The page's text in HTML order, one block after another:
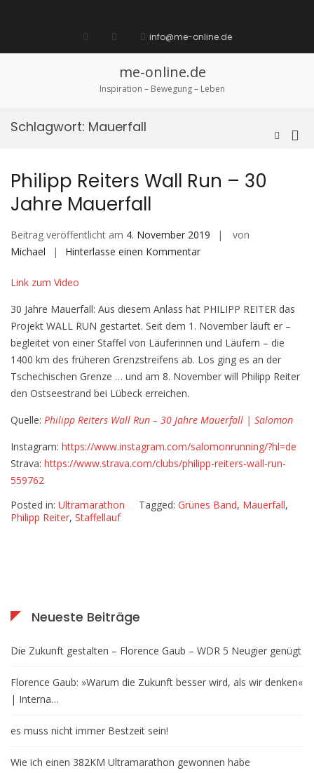
biete
/
Ich
suche
diese
Seite
info@me-online.de
me-online.de
Inspiration – Bewegung – Leben
Such-
Schlagwort: Mauerfall
Philipp Reiters Wall Run – 30
Jahre Mauerfall
Beitrag veröffentlicht am 4. November 2019
von
Michael
Hinterlasse einen Kommentarauf
Jahre
Link zum Video
30 Jahre Mauerfall: Aus diesem Anlass hat PHILIPP REITER das
Projekt WALL RUN gestartet. Seit dem 1. November läuft er –
begleitet von einer Staffel von Läuferinnen und Läufern – die
1400 km des früheren Grenzstreifens ab. Los ging es an der
Tschechischen Grenze … und am 8. November will Philipp Reiter
den Ostseestrand bei Lübeck erreichen.
Quelle: Philipp Reiters Wall Run – 30 Jahre Mauerfall | Salomon
Instagram: https://www.instagram.com/salomonrunning/?hl=de
Strava: https://www.strava.com/clubs/philipp-reiters-wall-run-
559762
Posted in: Ultramarathon Tagged: Grünes Band, Mauerfall,
Philipp Reiter, Staffellauf
Neueste Beiträge
Die Zukunft gestalten – Florence Gaub – WDR 5 Neugier genügt
Florence Gaub: »Warum die Zukunft besser wird, als wir denken«
| Interna…
es muss nicht immer Bestzeit sein!
Wie ich einen 382KM Ultramarathon gewonnen habe